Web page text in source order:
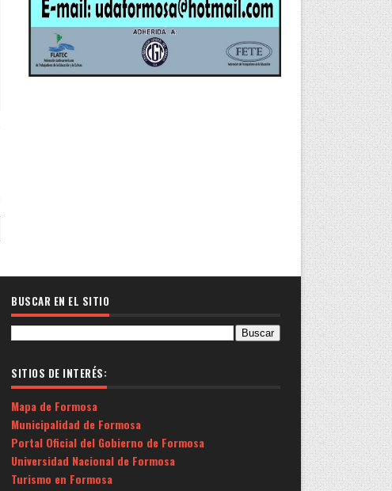
BUSCAR EN EL SITIO
SITIOS DE INTERÉS:
Mapa de Formosa
Municipalidad de Formosa
Portal Oficial del Gobierno de Formosa
Universidad Nacional de Formosa
Turismo en Formosa